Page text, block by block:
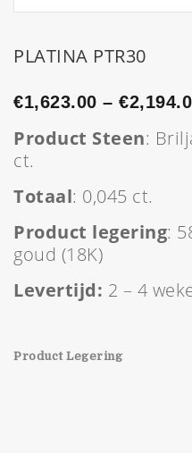
PLATINA PTR30
€1,623.00 – €
Product Steen:
ct.
Totaal: 0,045 ct.
Product legering:
goud (18K)
Levertijd: 2 – 4
Product Legering